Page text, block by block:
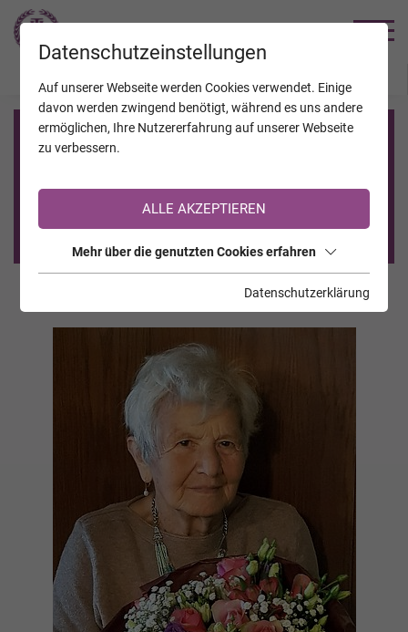
Registrierung auf TrauerHilfe.it
Sie sind noch nicht auf TrauerHilfe.it registriert?
>> zur kostenlosen Registrierung <<
Datenschutzeinstellungen
Auf unserer Webseite werden Cookies verwendet. Einige
davon werden zwingend benötigt, während es uns andere
ermöglichen, Ihre Nutzererfahrung auf unserer Webseite
zu verbessern.
ALLE AKZEPTIEREN
Mehr über die genutzten Cookies erfahren
Datenschutzerklärung
JAHRESTAGE KALENDER VERSTORBENE